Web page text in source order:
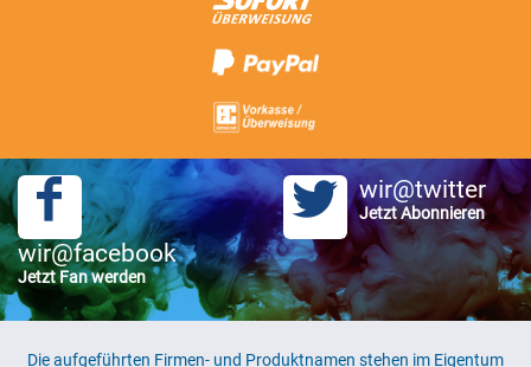
wir@facebook
Jetzt Fan werden
wir@twitter
Jetzt Abonnieren
Die aufgeführten Firmen- und Produktnamen stehen im Eigentum